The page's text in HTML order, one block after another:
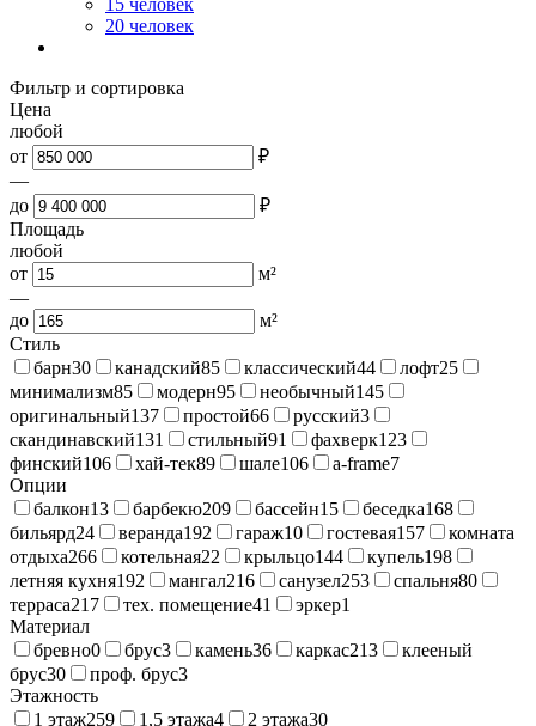
20 человек
Фильтр и сортировка
Цена
любой
от
₽
—
до
₽
Площадь
любой
от
м²
—
до
м²
Стиль
барн30 канадский85 классический44 лофт25
минимализм85 модерн95 необычный145
оригинальный137 простой66 русский3
скандинавский131 стильный91 фахверк123
финский106 хай-тек89 шале106 a-frame7
Опции
балкон13 барбекю209 бассейн15 беседка168
бильярд24 веранда192 гараж10 гостевая157
комната
отдыха266 котельная22 крыльцо144 купель198
летняя кухня192 мангал216 санузел253 спальня80
терраса217 тех. помещение41 эркер1
Материал
бревно0 брус3 камень36 каркас213
клееный
брус30 проф. брус3
Этажность
1 этаж259 1,5 этажа4 2 этажа30